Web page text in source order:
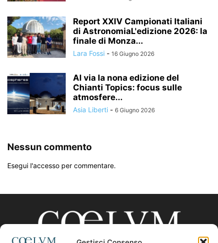
Report XXIV Campionati Italiani
di AstronomiaL'edizione 2026: la
finale di Monza...
Lara Fossi - 16 Giugno 2026
Al via la nona edizione del
Chianti Topics: focus sulle
atmosfere...
Asia Liberti - 6 Giugno 2026
Nessun commento
Esegui l'accesso per commentare.